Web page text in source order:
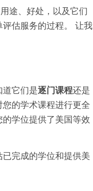
途、好处，以及它们
估服务的过程。 让我
它们是逐门课程还是
的学术课程进行更全
学位提供了美国等效
完成的学位和提供美